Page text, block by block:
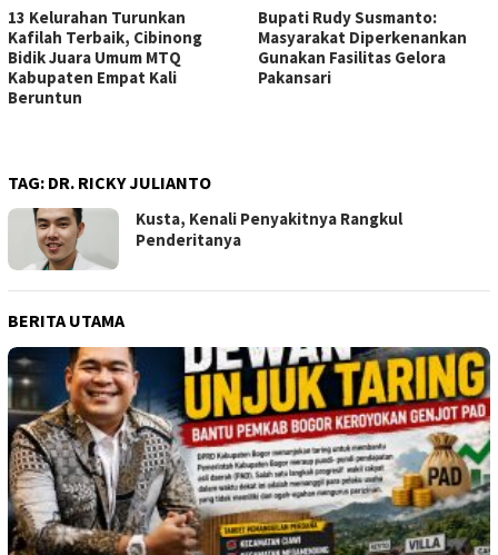
13 Kelurahan Turunkan
Kafilah Terbaik, Cibinong
Bidik Juara Umum MTQ
Kabupaten Empat Kali
Beruntun
Bupati Rudy Susmanto:
Masyarakat Diperkenankan
Gunakan Fasilitas Gelora
Pakansari
TAG: DR. RICKY JULIANTO
Kusta, Kenali Penyakitnya Rangkul
Penderitanya
BERITA UTAMA